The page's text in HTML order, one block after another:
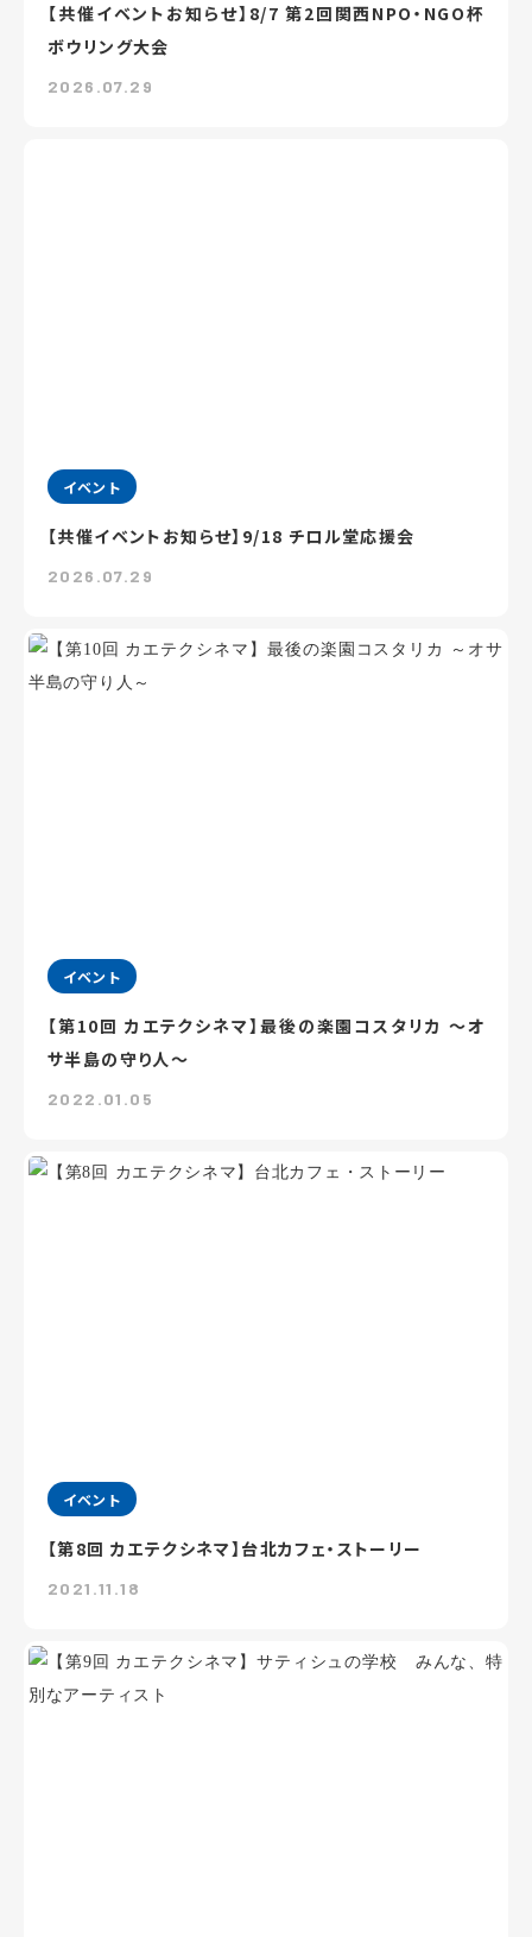
【共催イベントお知らせ】8/7 第2回関西NPO・NGO杯
ボウリング大会
2026.07.29
イベント
【共催イベントお知らせ】9/18 チロル堂応援会
2026.07.29
イベント
【第10回 カエテクシネマ】最後の楽園コスタリカ ～オ
サ半島の守り人～
2022.01.05
イベント
【第8回 カエテクシネマ】台北カフェ・ストーリー
2021.11.18